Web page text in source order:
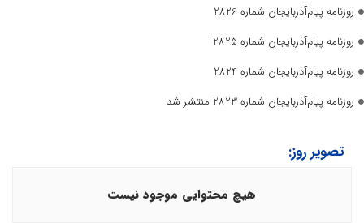
روزنامه پیام‌آذربایجان شماره 2826
روزنامه پیام‌آذربایجان شماره 2825
روزنامه پیام‌آذربایجان شماره 2824
روزنامه پیام‌آذربایجان شماره 2823 منتشر شد
تصویر روز:
هیچ محتوایی موجود نیست